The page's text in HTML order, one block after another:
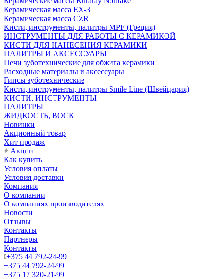
Керамическая масса EX-3
Керамическая масса CZR
Кисти, инструменты, палитры MPF (Греция)
ИНСТРУМЕНТЫ ДЛЯ РАБОТЫ С КЕРАМИКОЙ
КИСТИ ДЛЯ НАНЕСЕНИЯ КЕРАМИКИ
ПАЛИТРЫ И АКСЕССУАРЫ
Печи зуботехнические для обжига керамики
Расходные материалы и аксессуары
Гипсы зуботехнические
Кисти, инструменты, палитры Smile Line (Швейцария)
КИСТИ, ИНСТРУМЕНТЫ
ПАЛИТРЫ
ЖИДКОСТЬ, ВОСК
Новинки
Акционный товар
Хит продаж
Акции
Как купить
Условия оплаты
Условия доставки
Компания
О компании
О компаниях производителях
Новости
Отзывы
Контакты
Партнеры
Контакты
+375 44 792-24-99
+375 44 792-24-99
+375 17 320-21-99